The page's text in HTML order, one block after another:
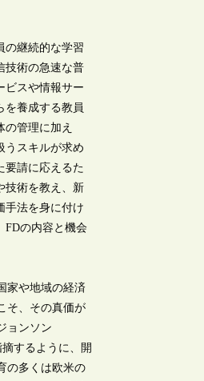
の継続的な学習
技術の急速な普
ビスや情報サー
を養成する教員
の管理に加え
うスキルが求め
要請に応えるた
技術を教え、新
手法を身に付け
FDの内容と機会
家や地域の経済
そ、その真価が
ョンソン
摘するように、開
の多くは欧米の